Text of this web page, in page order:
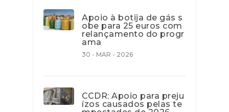
Apoio à botija de gás s
obe para 25 euros com
relançamento do progr
ama
30 - MAR - 2026
CCDR: Apoio para preju
ízos causados pelas te